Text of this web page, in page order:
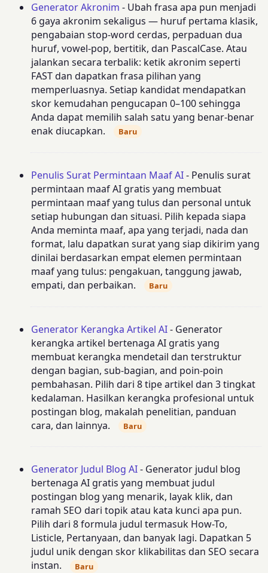
Generator Akronim - Ubah frasa apa pun menjadi
6 gaya akronim sekaligus — huruf pertama klasik,
pengabaian stop-word cerdas, perpaduan dua
huruf, vowel-pop, bertitik, dan PascalCase. Atau
jalankan secara terbalik: ketik akronim seperti
FAST dan dapatkan frasa pilihan yang
memperluasnya. Setiap kandidat mendapatkan
skor kemudahan pengucapan 0–100 sehingga
Anda dapat memilih salah satu yang benar-benar
enak diucapkan.
Baru
Penulis Surat Permintaan Maaf AI- Penulis surat
permintaan maaf AI gratis yang membuat
permintaan maaf yang tulus dan personal untuk
setiap hubungan dan situasi. Pilih kepada siapa
Anda meminta maaf, apa yang terjadi, nada dan
format, lalu dapatkan surat yang siap dikirim yang
dinilai berdasarkan empat elemen permintaan
maaf yang tulus: pengakuan, tanggung jawab,
empati, dan perbaikan.
Baru
Generator Kerangka Artikel AI- Generator
kerangka artikel bertenaga AI gratis yang
membuat kerangka mendetail dan terstruktur
dengan bagian, sub-bagian, and poin-poin
pembahasan. Pilih dari 8 tipe artikel dan 3 tingkat
kedalaman. Hasilkan kerangka profesional untuk
postingan blog, makalah penelitian, panduan
cara, dan lainnya.
Baru
Generator Judul Blog AI- Generator judul blog
bertenaga AI gratis yang membuat judul
postingan blog yang menarik, layak klik, dan
ramah SEO dari topik atau kata kunci apa pun.
Pilih dari 8 formula judul termasuk How-To,
Listicle, Pertanyaan, dan banyak lagi. Dapatkan 5
judul unik dengan skor klikabilitas dan SEO secara
instan.
Baru